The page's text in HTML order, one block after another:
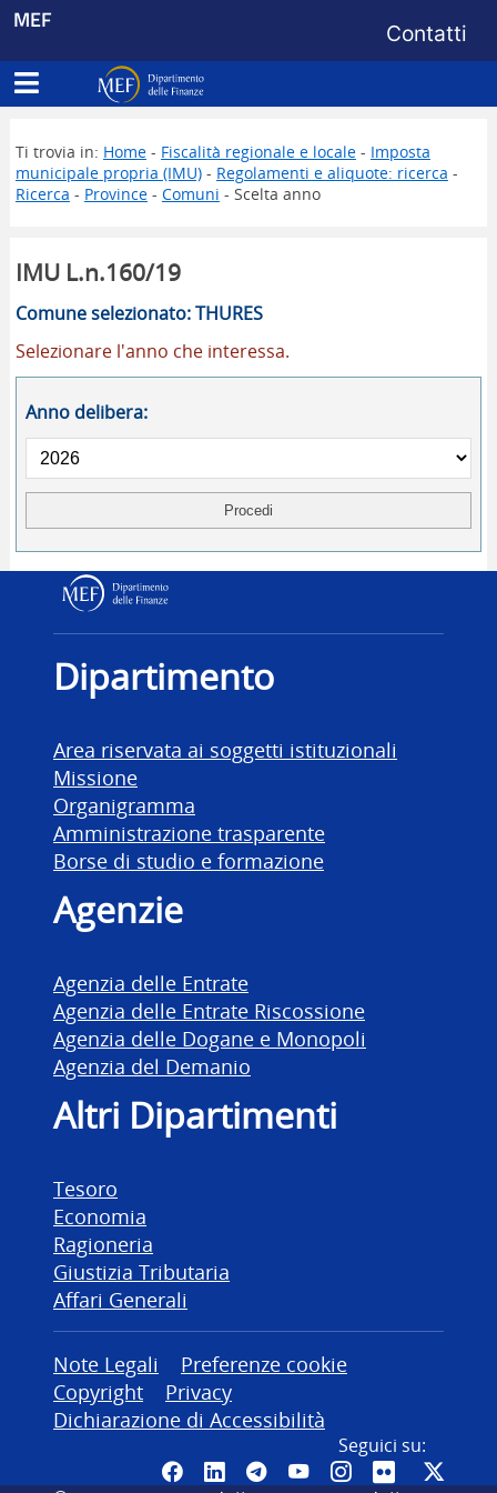
MEF Menu di
Contatti
Apri menu principale
Dipartimento delle Finanze
Ti trovia in: Home- Fiscalità regionale e locale- Imposta
municipale propria (IMU)- Regolamenti e aliquote: ricerca -
Ricerca - Province- Comuni - Scelta anno
IMU L.n.160/19
Comune selezionato: THURES
Selezionare l'anno che interessa.
Anno delibera:
Dipartimento delle
Dipartimento
Area riservata ai soggetti istituzionali
Missione
Organigramma
Amministrazione trasparente
Borse di studio e formazione
Agenzie
Agenzia delle Entrate
Agenzia delle Entrate Riscossione
Agenzia delle Dogane e Monopoli
Agenzia del Demanio
Altri Dipartimenti
Tesoro
Economia
Ragioneria
Giustizia Tributaria
Affari Generali
Altre informazioni
Note Legali
Preferenze cookie
Copyright
Privacy
Dichiarazione di Accessibilità
Seguici su:
Pagina Facebook del MEF -
Canale LinkedIn del MEF
Canale Telegram del
Canale YouTube del
CanaleCanale